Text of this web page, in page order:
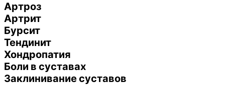
Артроз
Артрит
Бурсит
Тендинит
Хондропатия
Боли в суставах
Заклинивание суставов